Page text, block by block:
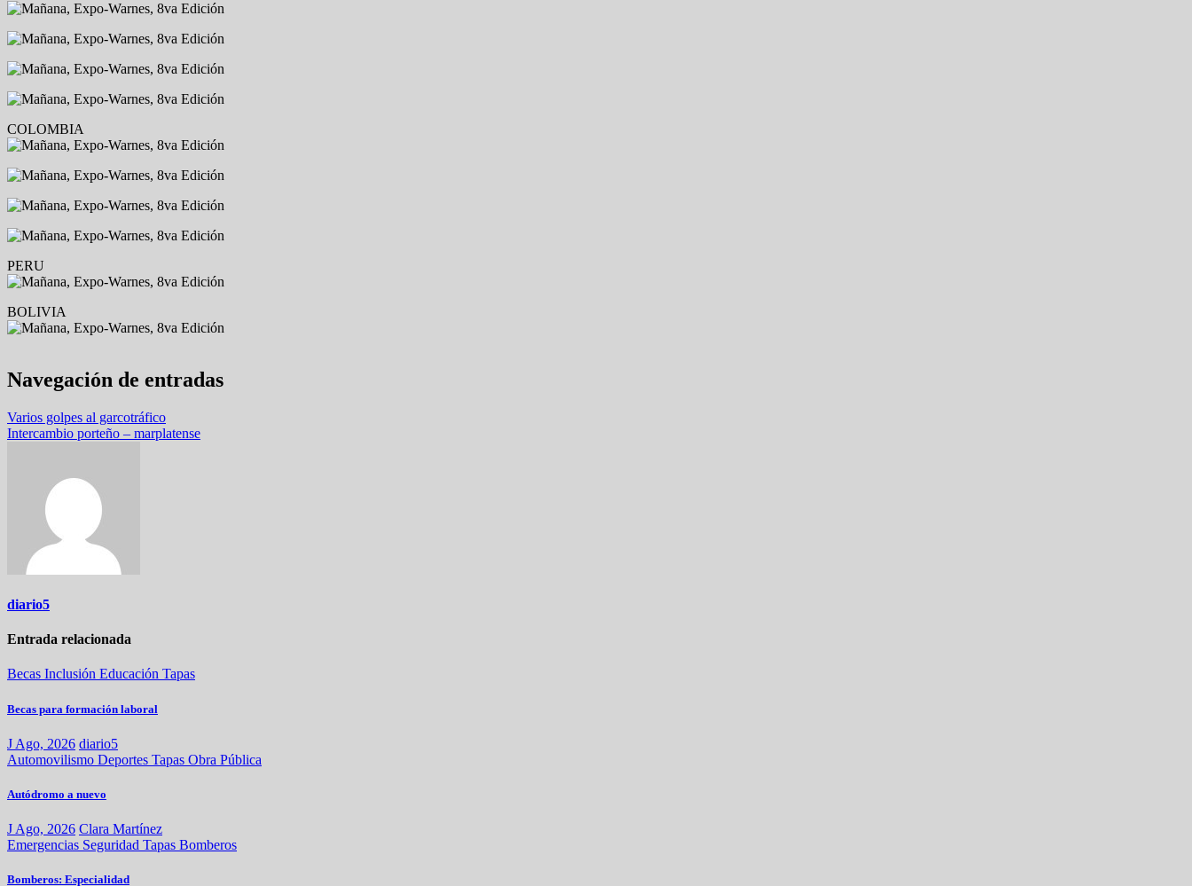
COLOMBIA
PERU
BOLIVIA
Navegación de entradas
Varios golpes al garcotráfico
Intercambio porteño – marplatense
diario5
Entrada relacionada
Becas Inclusión Educación Tapas
Becas para formación laboral
J Ago, 2026 diario5
Automovilismo Deportes Tapas Obra Pública
Autódromo a nuevo
J Ago, 2026 Clara Martínez
Emergencias Seguridad Tapas Bomberos
Bomberos: Especialidad